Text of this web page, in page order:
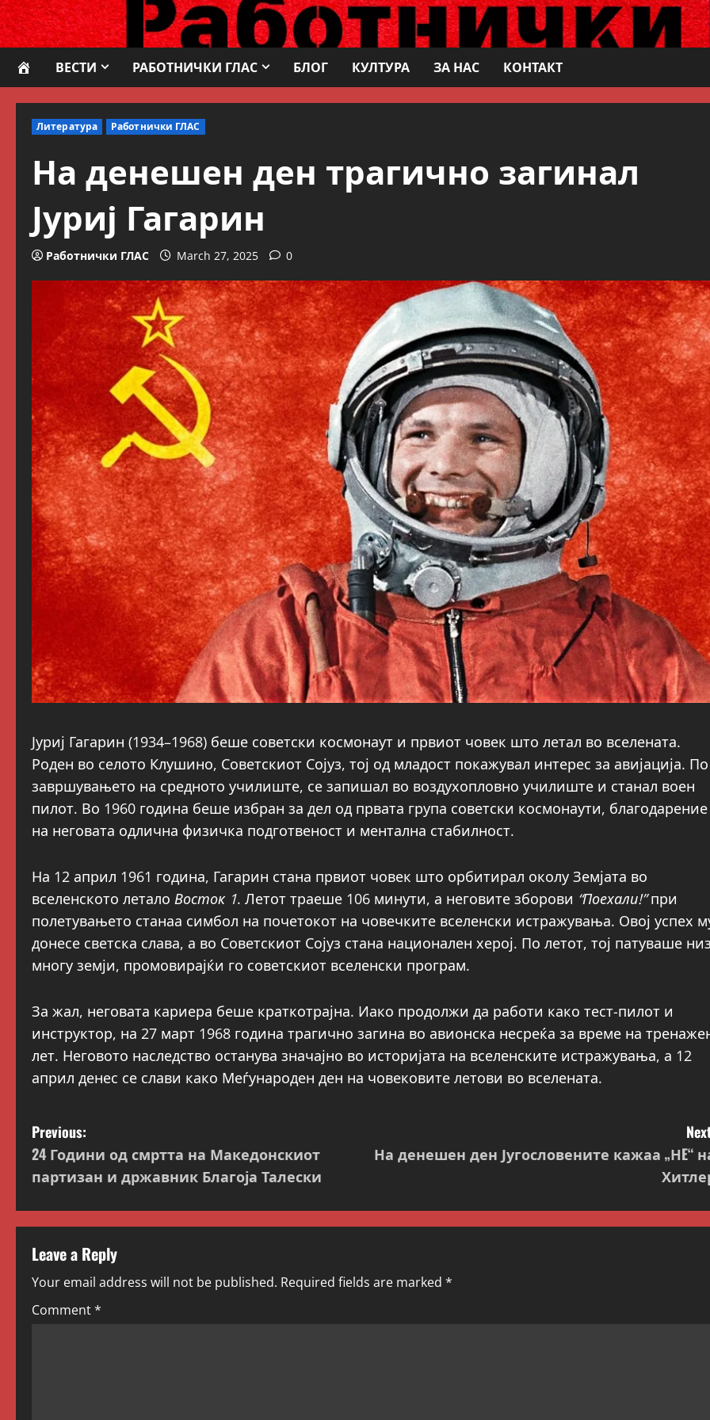
Skip
to
content
ВЕСТИ РАБОТНИЧКИ ГЛАС БЛОГ КУЛТУРА ЗА НАС КОНТАКТ
Литература Работнички ГЛАС
На денешен ден трагично загинал
Јуриј Гагарин
Работнички ГЛАС March 27, 2025 0
Јуриј Гагарин (1934–1968) беше советски космонаут и првиот човек што летал во вселената.
Роден во селото Клушино, Советскиот Сојуз, тој од младост покажувал интерес за авијација. По
завршувањето на средното училиште, се запишал во воздухопловно училиште и станал воен
пилот. Во 1960 година беше избран за дел од првата група советски космонаути, благодарение
на неговата одлична физичка подготвеност и ментална стабилност.
На 12 април 1961 година, Гагарин стана првиот човек што орбитирал околу Земјата во
вселенското летало Восток 1. Летот траеше 106 минути, а неговите зборови “Поехали!”при
полетувањето станаа симбол на почетокот на човечките вселенски истражувања. Овој успех
донесе светска слава, а во Советскиот Сојуз стана национален херој. По летот, тој патуваше низ
многу земји, промовирајќи го советскиот вселенски програм.
За жал, неговата кариера беше краткотрајна. Иако продолжи да работи како тест-пилот и
инструктор, на 27 март 1968 година трагично загина во авионска несреќа за време на
лет. Неговото наследство останува значајно во историјата на вселенските истражувања, а 12
април денес се слави како Меѓународен ден на човековите летови во вселената.
P
o
s
t
n
a
Previous:
24 Години од смртта на Македонскиот
партизан и државник Благоја Талески
На денешен ден Југословените кажаа „НE“
Leave a Reply
Your email address will not be published. Required fields are marked *
Comment*